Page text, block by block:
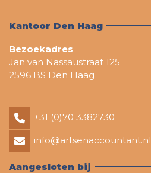
Kantoor Den Haag
Bezoekadres
Jan van Nassaustraat 125
2596 BS Den Haag
+31 (0)70 3382730
info@artsenaccountant.nl
Aangesloten bij